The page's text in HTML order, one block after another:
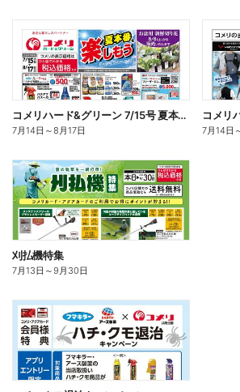
コメリハード&グリーン 7/15号 夏本番を楽しもう オモテ
7月14日 ～8月17日 7月14日
刈払機特集
7月13日 ～9月30日